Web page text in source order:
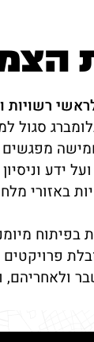
רשויות
סגול
ידע
באזורי
ולאחריהם,